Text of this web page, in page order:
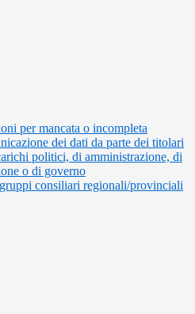
per mancata o incompleta
dei dati da parte dei titolari
politici, di amministrazione, di
o di governo
consiliari regionali/provinciali